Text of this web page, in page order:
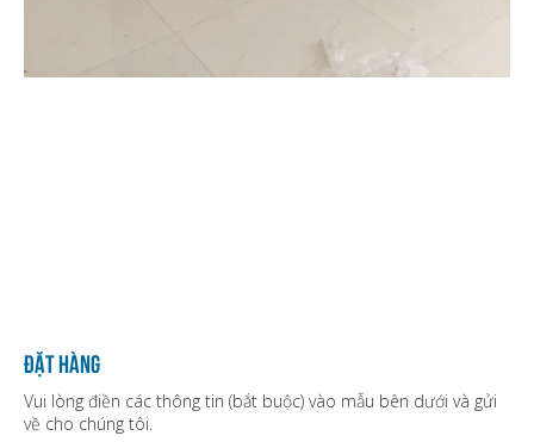
Đặt hàng
Vui lòng điền các thông tin (bắt buộc) vào mẫu bên dưới và gửi
về cho chúng tôi.